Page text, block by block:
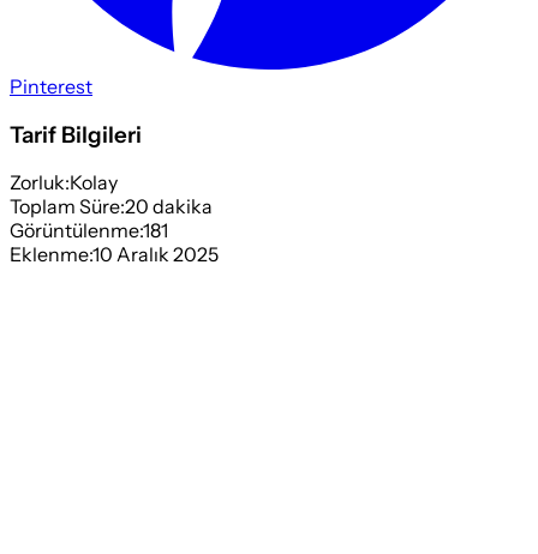
Pinterest
Tarif Bilgileri
Zorluk:Kolay
Toplam Süre:20 dakika
Görüntülenme:181
Eklenme:10 Aralık 2025